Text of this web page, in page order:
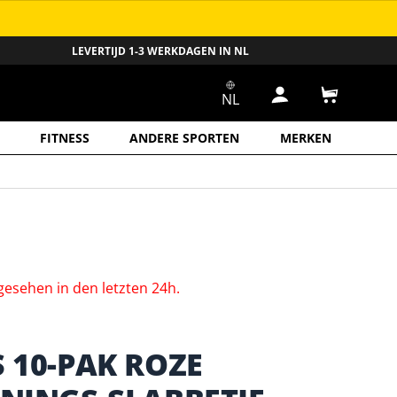
LEVERTIJD 1-3 WERKDAGEN IN NL
FITNESS ANDERE SPORTEN MERKEN
NL Inloggen
inden letzten24h.
10-PAK ROZE